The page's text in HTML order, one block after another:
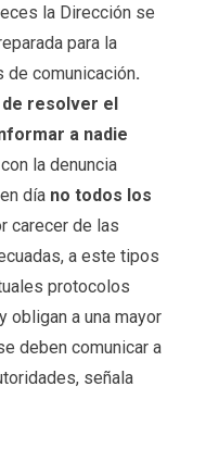
la Dirección se
para la
de comunicación.
resolver el
a nadie
la denuncia
día no todos los
carecer de las
a este tipos
protocolos
a una mayor
deben comunicar a
señala